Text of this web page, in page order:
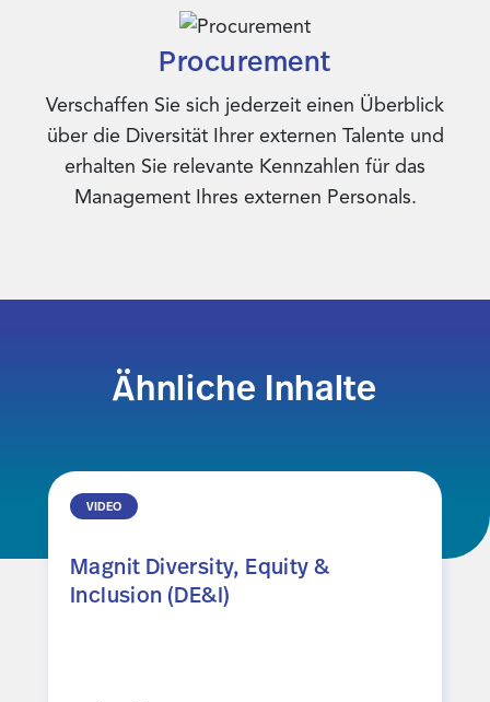
Procurement
Verschaffen Sie sich jederzeit einen Überblick
über die Diversität Ihrer externen Talente und
erhalten Sie relevante Kennzahlen für das
Management Ihres externen Personals.
Ähnliche Inhalte
VIDEO
Magnit Diversity, Equity &
Inclusion (DE&I)